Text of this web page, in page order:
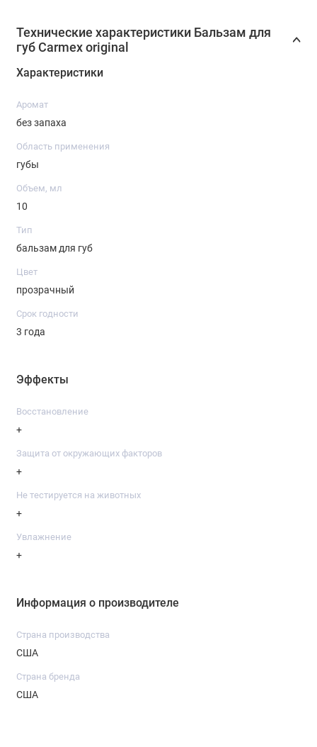
Технические характеристики Бальзам для
губ Carmex original
Характеристики
Аромат
без запаха
Область применения
губы
Объем, мл
10
Тип
бальзам для губ
Цвет
прозрачный
Срок годности
3 года
Эффекты
Восстановление
+
Защита от окружающих факторов
+
Не тестируется на животных
+
Увлажнение
+
Информация о производителе
Страна производства
США
Страна бренда
США